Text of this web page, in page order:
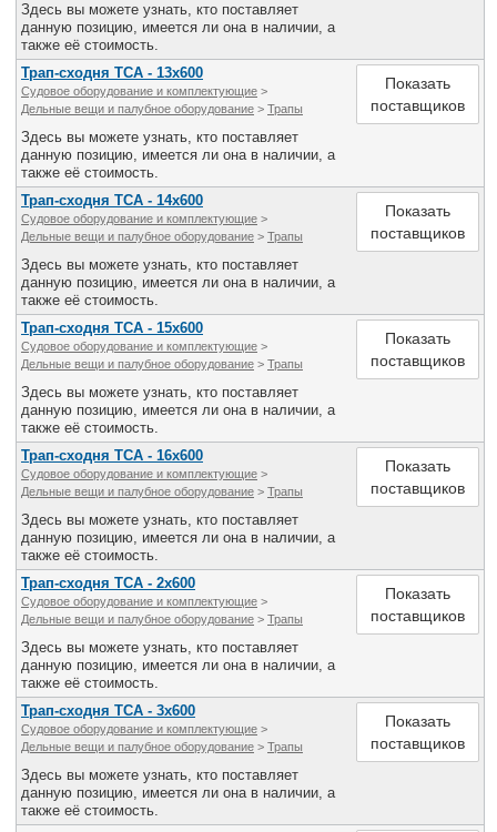
Здесь вы можете узнать, кто поставляет
данную позицию, имеется ли она в наличии, а
также её стоимость.
Трап-сходня ТСА - 13х600
Судовое оборудование и комплектующие >
Дельные вещи и палубное оборудование > Трапы
Здесь вы можете узнать, кто поставляет
данную позицию, имеется ли она в наличии, а
также её стоимость.
Показать
поставщиков
Трап-сходня ТСА - 14х600
Судовое оборудование и комплектующие >
Дельные вещи и палубное оборудование > Трапы
Здесь вы можете узнать, кто поставляет
данную позицию, имеется ли она в наличии, а
также её стоимость.
Показать
поставщиков
Трап-сходня ТСА - 15х600
Судовое оборудование и комплектующие >
Дельные вещи и палубное оборудование > Трапы
Здесь вы можете узнать, кто поставляет
данную позицию, имеется ли она в наличии, а
также её стоимость.
Показать
поставщиков
Трап-сходня ТСА - 16х600
Судовое оборудование и комплектующие >
Дельные вещи и палубное оборудование > Трапы
Здесь вы можете узнать, кто поставляет
данную позицию, имеется ли она в наличии, а
также её стоимость.
Показать
поставщиков
Трап-сходня ТСА - 2х600
Судовое оборудование и комплектующие >
Дельные вещи и палубное оборудование > Трапы
Здесь вы можете узнать, кто поставляет
данную позицию, имеется ли она в наличии, а
также её стоимость.
Показать
поставщиков
Трап-сходня ТСА - 3х600
Судовое оборудование и комплектующие >
Дельные вещи и палубное оборудование > Трапы
Здесь вы можете узнать, кто поставляет
данную позицию, имеется ли она в наличии, а
также её стоимость.
Показать
поставщиков